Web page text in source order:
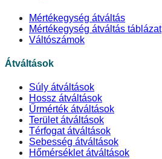
Mértékegység átváltás
Mértékegység átváltás táblázat
Váltószámok
Átváltások
Súly átváltások
Hossz átváltások
Űrmérték átváltások
Terület átváltások
Térfogat átváltások
Sebesség átváltások
Hőmérséklet átváltások